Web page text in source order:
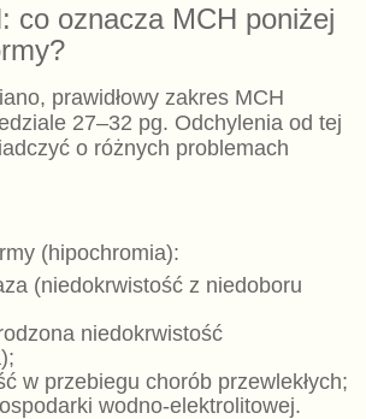
co oznacza MCH poniżej
prawidłowy zakres MCH
27–32 pg. Odchylenia od tej
o różnych problemach
(hipochromia):
(niedokrwistość z niedoboru
niedokrwistość
w przebiegu chorób przewlekłych;
wodno-elektrolitowej.